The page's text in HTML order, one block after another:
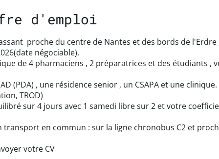
d'emploi
proche du centre de Nantes et des bords de
négociable).
de 4 pharmaciens , 2 préparatrices et des étudiants ,
(PDA) , une résidence senior , un CSAPA et une clinique.
TROD)
sur 4 jours avec 1 samedi libre sur 2 et votre
en commun : sur la ligne chronobus C2 et
votre CV